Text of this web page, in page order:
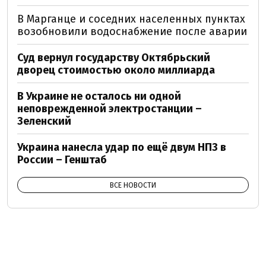
В Марганце и соседних населенных пунктах
возобновили водоснабжение после аварии
Суд вернул государству Октябрьский
дворец стоимостью около миллиарда
В Украине не осталось ни одной
неповрежденной электростанции –
Зеленский
Украина нанесла удар по ещё двум НПЗ в
России – Генштаб
ВСЕ НОВОСТИ